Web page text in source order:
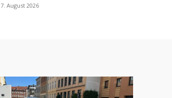
7. August 2026